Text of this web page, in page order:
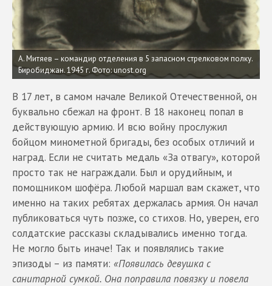
А. Митяев – командир отделения в 5 запасном стрелковом полку.
Биробиджан. 1945 г.Фото: unost.org
В 17 лет, в самом начале Великой Отечественной, он
буквально сбежал на фронт. В 18 наконец попал в
действующую армию. И всю войну прослужил
бойцом минометной бригады, без особых отличий и
наград. Если не считать медаль «За отвагу», которой
просто так не награждали. Был и орудийным, и
помощником шофёра. Любой маршал вам скажет, что
именно на таких ребятах держалась армия. Он начал
публиковаться чуть позже, со стихов. Но, уверен, его
солдатские рассказы складывались именно тогда.
Не могло быть иначе! Так и появлялись такие
эпизоды – из памяти: «Появилась девушка с
санитарной сумкой. Она поправила повязку и повела